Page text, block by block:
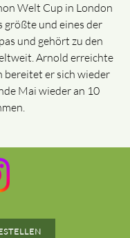
Welt Cup in London
größte und eines der
und gehört zu den
Arnold erreichte
bereitet er sich wieder
Mai wieder an 10